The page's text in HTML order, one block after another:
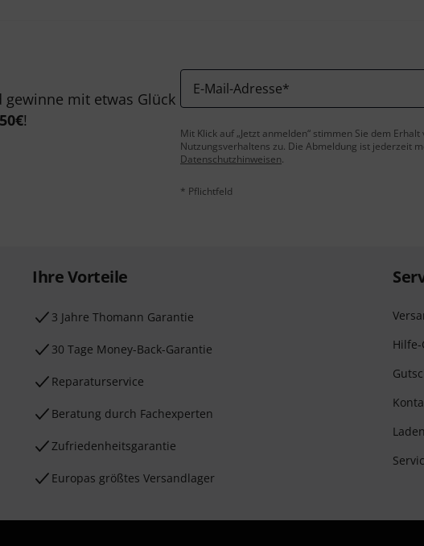
mit etwas Glück
50€!
E-Mail-Adresse*
Mit Klick auf „Jetzt anmelden“ stimmen Sie dem
Nutzungsverhaltens zu. Die Abmeldung ist jederzeit
Datenschutzhinweisen.
* Pflichtfeld
Ihre Vorteile
3 Jahre Thomann Garantie
30 Tage Money-Back-Garantie
Reparaturservice
Beratung durch Fachexperten
Zufriedenheitsgarantie
Europas größtes Versandlager